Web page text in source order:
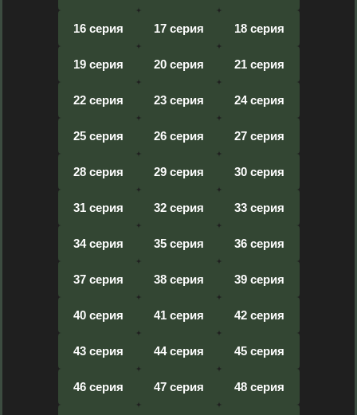
16 серия 17 серия 18 серия
19 серия 20 серия 21 серия
22 серия 23 серия 24 серия
25 серия 26 серия 27 серия
28 серия 29 серия 30 серия
31 серия 32 серия 33 серия
34 серия 35 серия 36 серия
37 серия 38 серия 39 серия
40 серия 41 серия 42 серия
43 серия 44 серия 45 серия
46 серия 47 серия 48 серия